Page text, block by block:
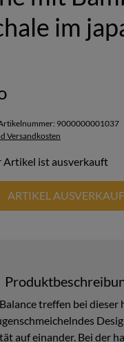
im
9000000001037
Versandkosten
Artikel ist ausverkauft
ARTIKEL
treffen bei dieser
auf einander. Bei der